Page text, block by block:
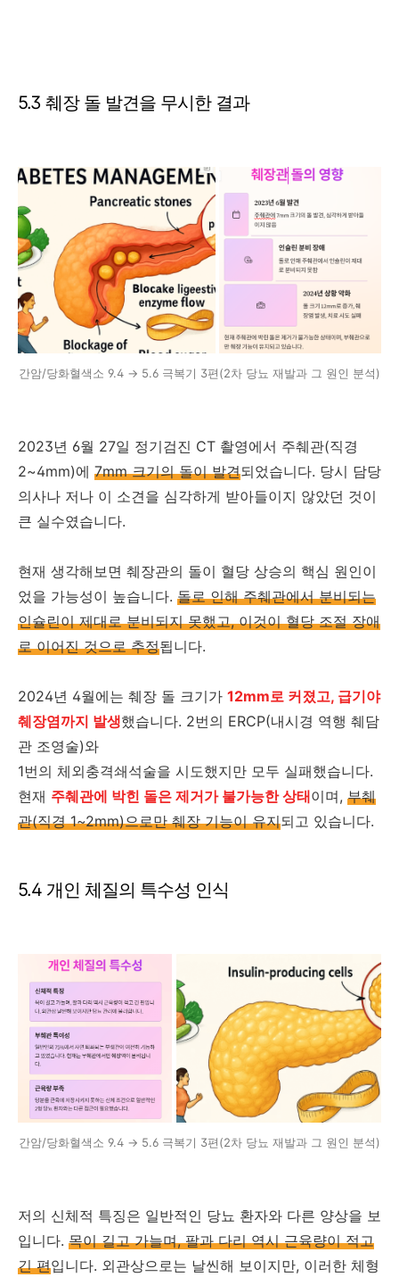
5.3 췌장 돌 발견을 무시한 결과
간암/당화혈색소 9.4 → 5.6 극복기 3편(2차 당뇨 재발과 그 원인 분석)
2023년 6월 27일 정기검진 CT 촬영에서 주췌관(직경
2~4mm)에 7mm 크기의 돌이 발견되었습니다. 당시 담당
의사나 저나 이 소견을 심각하게 받아들이지 않았던 것이
큰 실수였습니다.
현재 생각해보면 췌장관의 돌이 혈당 상승의 핵심 원인이
었을 가능성이 높습니다. 돌로 인해 주췌관에서 분비되는
인슐린이 제대로 분비되지 못했고, 이것이 혈당 조절 장애
로 이어진 것으로 추정됩니다.
2024년 4월에는 췌장 돌 크기가 12mm로 커졌고, 급기야
췌장염까지 발생했습니다. 2번의 ERCP(내시경 역행 췌담
관 조영술)와
1번의 체외충격쇄석술을 시도했지만 모두 실패했습니다.
현재 주췌관에 박힌 돌은 제거가 불가능한 상태이며, 부췌
관(직경 1~2mm)으로만 췌장 기능이 유지되고 있습니다.
5.4 개인 체질의 특수성 인식
간암/당화혈색소 9.4 → 5.6 극복기 3편(2차 당뇨 재발과 그 원인 분석)
저의 신체적 특징은 일반적인 당뇨 환자와 다른 양상을 보
입니다. 목이 길고 가늘며, 팔과 다리 역시 근육량이 적고
긴 편입니다. 외관상으로는 날씬해 보이지만, 이러한 체형